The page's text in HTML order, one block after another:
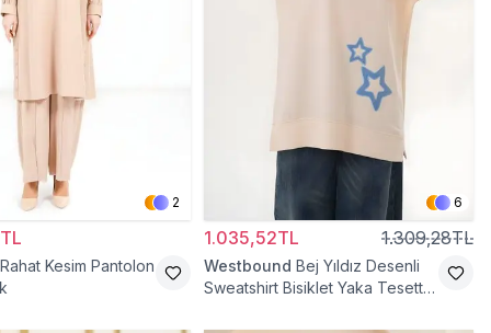
2
Kesim Pantolon
6
1.035,52TL 1.309,28TL
Westbound Bej Yıldız Desenli
Sweatshirt Bisiklet Yaka Tesettür